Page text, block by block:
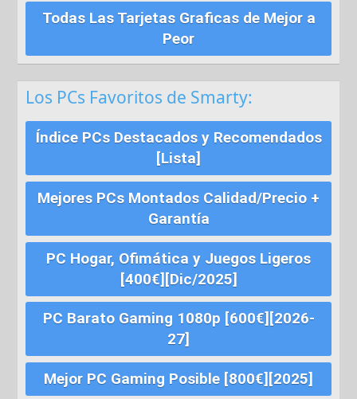
Todas Las Tarjetas Graficas de Mejor a
Peor
Los PCs Favoritos de Smarty:
Índice PCs Destacados y Recomendados
[Lista]
Mejores PCs Montados Calidad/Precio +
Garantía
PC Hogar, Ofimática y Juegos Ligeros
[400€][Dic/2025]
PC Barato Gaming 1080p [600€][2026-
27]
Mejor PC Gaming Posible [800€][2025]